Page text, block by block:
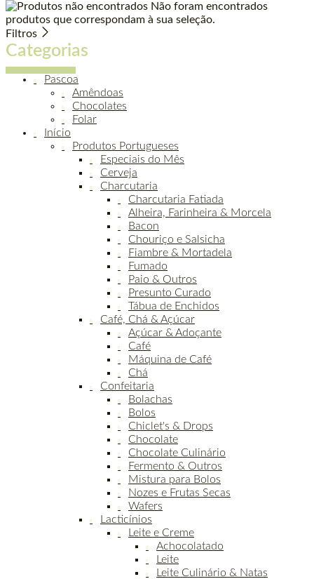
Não foram encontrados
produtos que correspondam à sua seleção.
Filtros
Categorias
Pascoa
Amêndoas
Chocolates
Folar
Início
Produtos Portugueses
Especiais do Mês
Cerveja
Charcutaria
Charcutaria Fatiada
Alheira, Farinheira & Morcela
Bacon
Chouriço e Salsicha
Fiambre & Mortadela
Fumado
Paio & Outros
Presunto Curado
Tábua de Enchidos
Café, Chá & Açúcar
Açúcar & Adoçante
Café
Máquina de Café
Chá
Confeitaria
Bolachas
Bolos
Chiclet's & Drops
Chocolate
Chocolate Culinário
Fermento & Outros
Mistura para Bolos
Nozes e Frutas Secas
Wafers
Lacticínios
Leite e Creme
Achocolatado
Leite
Leite Culinário & Natas